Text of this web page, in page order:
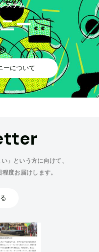
ステム
ー
ーについて
」という方に向けて、
度お届けします。